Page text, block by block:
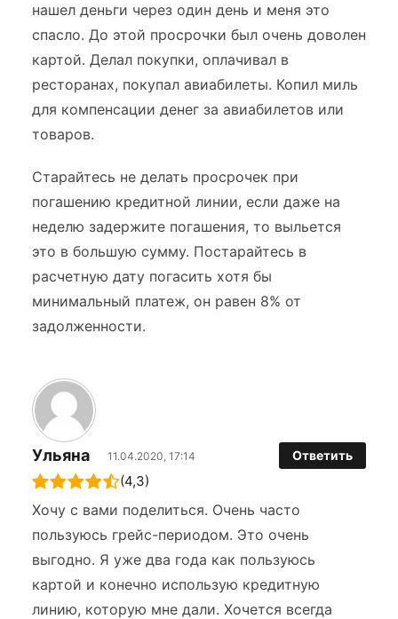
нашел деньги через один день и меня это
спасло. До этой просрочки был очень доволен
картой. Делал покупки, оплачивал в
ресторанах, покупал авиабилеты. Копил миль
для компенсации денег за авиабилетов или
товаров.
Старайтесь не делать просрочек при
погашению кредитной линии, если даже на
неделю задержите погашения, то выльется
это в большую сумму. Постарайтесь в
расчетную дату погасить хотя бы
минимальный платеж, он равен 8% от
задолженности.
Ульяна 11.04.2020, 17:14 Ответить
(4,3)
Хочу с вами поделиться. Очень часто
пользуюсь грейс-периодом. Это очень
выгодно. Я уже два года как пользуюсь
картой и конечно использую кредитную
линию, которую мне дали. Хочется всегда